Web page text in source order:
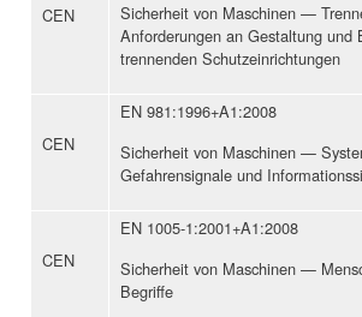
CEN
Sicherheit von Maschinen —
Anforderungen an Gestaltung und
trennenden Schutzeinrichtungen
CEN
EN 981:1996+A1:2008
Sicherheit von Maschinen —
Gefahrensignale und
CEN
EN 1005-1:2001+A1:2008
Sicherheit von Maschinen —
Begriffe